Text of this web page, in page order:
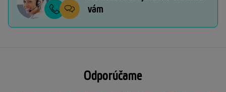
vám
Odporúčame